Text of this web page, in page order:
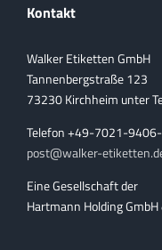
Kontakt
Walker Etiketten GmbH
Tannenbergstraße 123
73230 Kirchheim unter
Telefon +49-7021-
post@walker-
Eine Gesellschaft der
Hartmann Holding GmbH